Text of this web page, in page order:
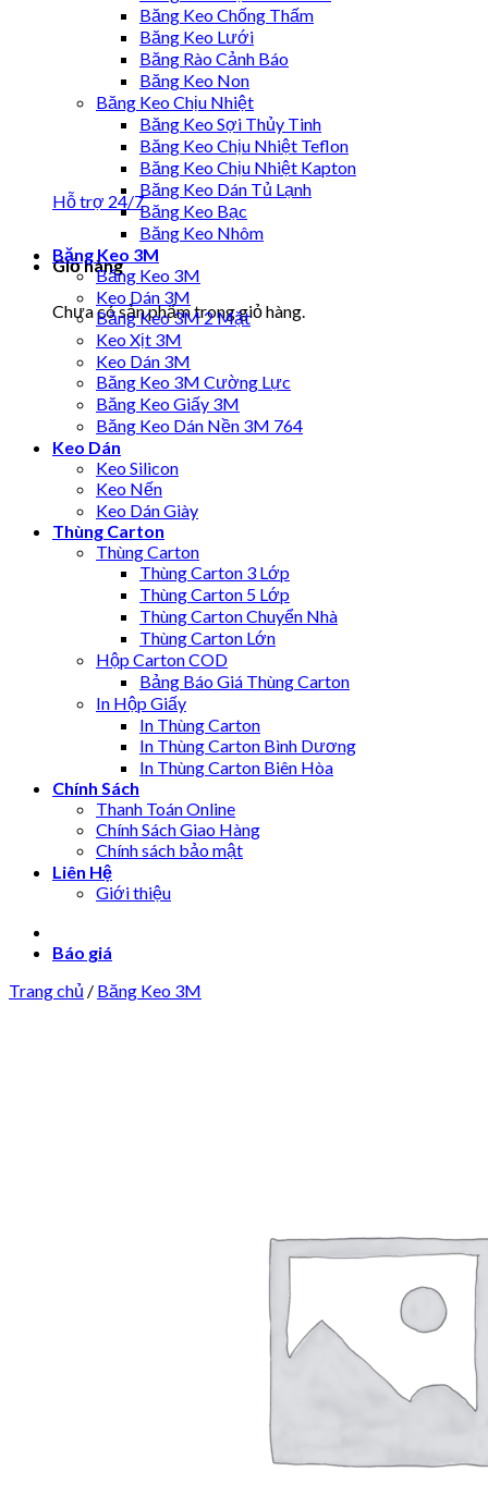
Hỗ trợ 24/7
Giỏ hàng
Chưa có sản phẩm trong giỏ hàng.
Băng Keo Chống Thấm
Băng Keo Lưới
Băng Rào Cảnh Báo
Băng Keo Non
Băng Keo Chịu Nhiệt
Băng Keo Sợi Thủy Tinh
Băng Keo Chịu Nhiệt Teflon
Băng Keo Chịu Nhiệt Kapton
Băng Keo Dán Tủ Lạnh
Băng Keo Bạc
Băng Keo Nhôm
Băng Keo 3M
Băng Keo 3M
Keo Dán 3M
Băng Keo 3M 2 Mặt
Keo Xịt 3M
Keo Dán 3M
Băng Keo 3M Cường Lực
Băng Keo Giấy 3M
Băng Keo Dán Nền 3M 764
Keo Dán
Keo Silicon
Keo Nến
Keo Dán Giày
Thùng Carton
Thùng Carton
Thùng Carton 3 Lớp
Thùng Carton 5 Lớp
Thùng Carton Chuyển Nhà
Thùng Carton Lớn
Hộp Carton COD
Bảng Báo Giá Thùng Carton
In Hộp Giấy
In Thùng Carton
In Thùng Carton Bình Dương
In Thùng Carton Biên Hòa
Chính Sách
Thanh Toán Online
Chính Sách Giao Hàng
Chính sách bảo mật
Liên Hệ
Giới thiệu
Báo giá
Trang chủ / Băng Keo 3M